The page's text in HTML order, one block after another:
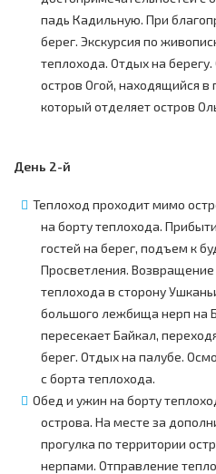
падь Кадильную. При
берег. Экскурсия по
теплохода. Отдых на
остров Огой, находящийся
который отделяет остров
День 2-й
Теплоход проходит мимо
на борту теплохода.
гостей на берег, подъем к
Просветления.
теплохода в сторону
большого лежбища нерп на
пересекает Байкал,
берег. Отдых на палубе.
с борта теплохода.
Обед и ужин на борту
острова. На месте за
прогулка по территории
нерпами. Отправление